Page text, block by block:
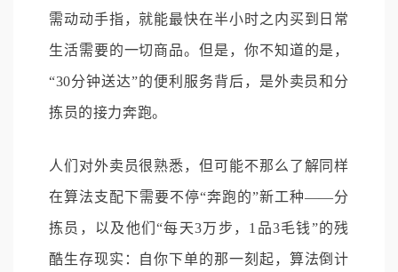
需动动手指，就能最快在半小时之内买到日常
生活需要的一切商品。但是，你不知道的是，
“30分钟送达”的便利服务背后，是外卖员和分
拣员的接力奔跑。
人们对外卖员很熟悉，但可能不那么了解同样
在算法支配下需要不停“奔跑的”新工种——分
拣员，以及他们“每天3万步，1品3毛钱”的残
酷生存现实：自你下单的那一刻起，算法倒计